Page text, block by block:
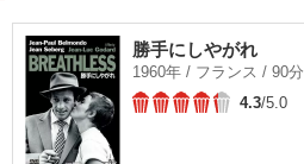
勝手にしやがれ
1960年 / フランス / 90分
4.3/5.0